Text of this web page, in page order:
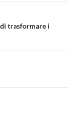
trasformare i